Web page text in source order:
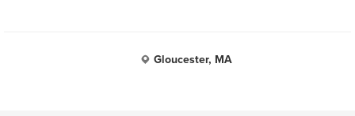
Gloucester, MA